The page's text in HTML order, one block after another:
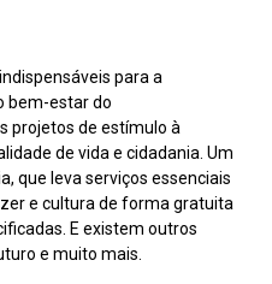
para a
bem-estar do
projetos de estímulo à
de vida e cidadania. Um
que leva serviços essenciais
e cultura de forma gratuita
E existem outros
e muito mais.